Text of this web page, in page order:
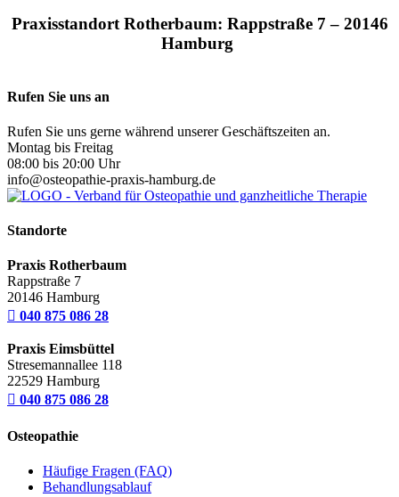
Praxisstandort Rotherbaum: Rappstraße 7 – 20146
Hamburg
Rufen Sie uns an
Rufen Sie uns gerne während unserer Geschäftszeiten an.
Montag bis Freitag
08:00 bis 20:00 Uhr
info@osteopathie-praxis-hamburg.de
Standorte
Praxis Rotherbaum
Rappstraße 7
20146 Hamburg
 040 875 086 28
Praxis Eimsbüttel
Stresemannallee 118
22529 Hamburg
 040 875 086 28
Osteopathie
Häufige Fragen (FAQ)
Behandlungsablauf